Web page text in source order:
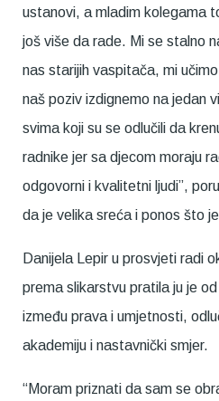
ustanovi, a mladim kolegama
još više da rade. Mi se stalno
nas starijih vaspitača, mi
naš poziv izdignemo na jedan
svima koji su se odlučili da
radnike jer sa djecom moraju
odgovorni i kvalitetni ljudi”,
da je velika sreća i ponos što
Danijela Lepir u prosvjeti radi
prema slikarstvu pratila ju je
između prava i umjetnosti,
akademiju i nastavnički smjer.
“Moram priznati da sam se